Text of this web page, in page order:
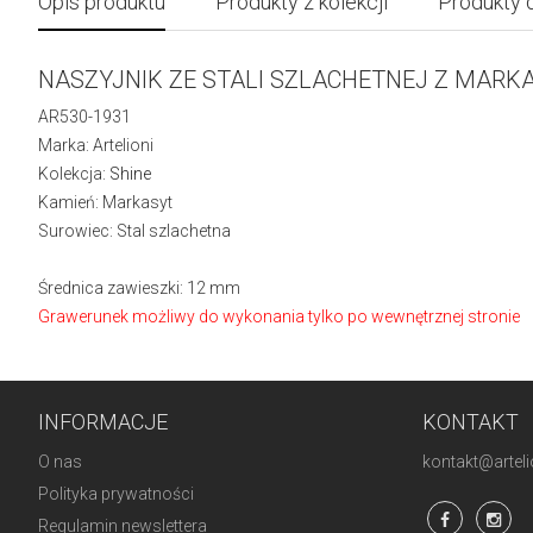
NASZYJNIK ZE STALI SZLACHETNEJ Z
AR530-1931
Marka: Artelioni
Kolekcja: Shine
Kamień: Markasyt
Surowiec: Stal szlachetna
Średnica zawieszki: 12 mm
Grawerunek możliwy do wykonania tylko po wewnętrznej stronie
INFORMACJE
O nas
Polityka prywatności
Regulamin newslettera
KONTAKT